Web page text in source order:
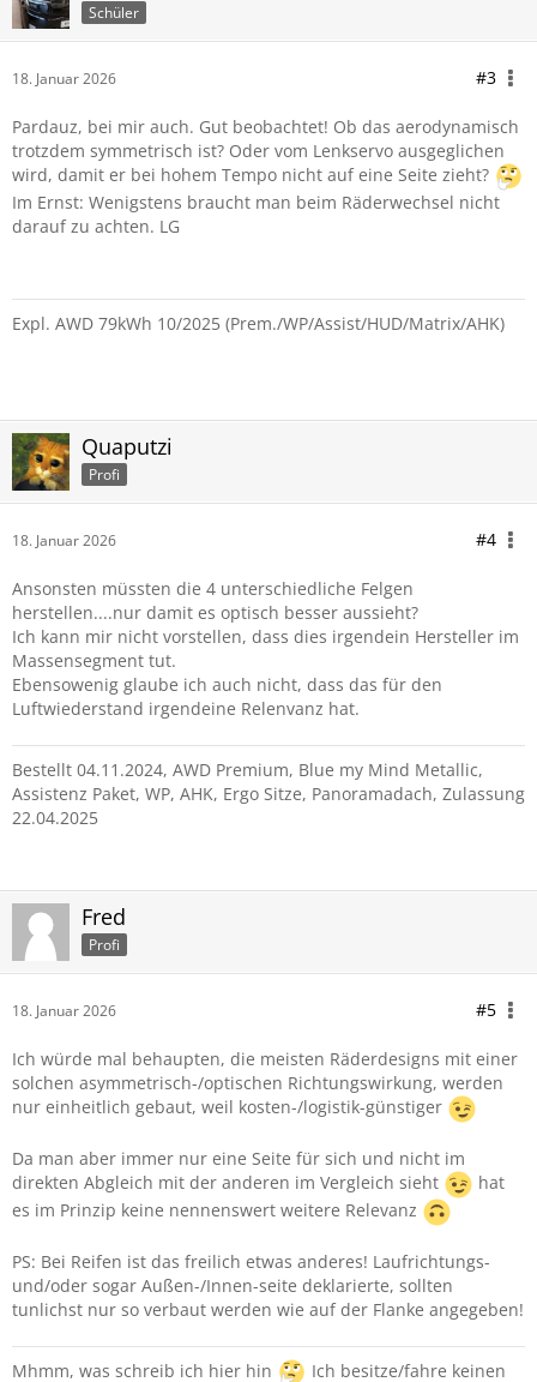
Schüler
18. Januar 2026 #3
Pardauz, bei mir auch. Gut beobachtet! Ob das aerodynamisch
trotzdem symmetrisch ist? Oder vom Lenkservo ausgeglichen
wird, damit er bei hohem Tempo nicht auf eine Seite zieht?
Im Ernst: Wenigstens braucht man beim Räderwechsel nicht
darauf zu achten. LG
Expl. AWD 79kWh 10/2025 (Prem./WP/Assist/HUD/Matrix/AHK)
Quaputzi
Profi
18. Januar 2026 #4
Ansonsten müssten die 4 unterschiedliche Felgen
herstellen....nur damit es optisch besser aussieht?
Ich kann mir nicht vorstellen, dass dies irgendein Hersteller im
Massensegment tut.
Ebensowenig glaube ich auch nicht, dass das für den
Luftwiederstand irgendeine Relenvanz hat.
Bestellt 04.11.2024, AWD Premium, Blue my Mind Metallic,
Assistenz Paket, WP, AHK, Ergo Sitze, Panoramadach, Zulassung
22.04.2025
Fred
Profi
18. Januar 2026 #5
Ich würde mal behaupten, die meisten Räderdesigns mit einer
solchen asymmetrisch-/optischen Richtungswirkung, werden
nur einheitlich gebaut, weil kosten-/logistik-günstiger
Da man aber immer nur eine Seite für sich und nicht im
direkten Abgleich mit der anderen im Vergleich sieht
hat
es im Prinzip keine nennenswert weitere Relevanz
PS: Bei Reifen ist das freilich etwas anderes! Laufrichtungs-
und/oder sogar Außen-/Innen-seite deklarierte, sollten
tunlichst nur so verbaut werden wie auf der Flanke angegeben!
Mhmm, was schreib ich hier hin Ich besitze/fahre keinen